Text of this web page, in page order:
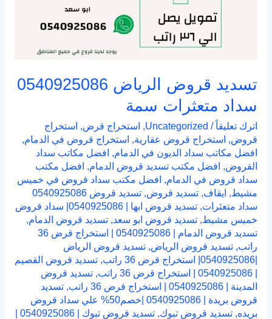
تسديد قروض الرياض 0540925086
سداد متعثرات سمة
اترك تعليقاً /
Uncategorized
, استخراج قرض, استخراج
قروض, استخراج قروض عقارية, استخراج قروض في الدمام,
افضل مكاتب سداد الديون في الدمام, افضل مكاتب سداد
القروض, افضل مكتب تسديد قروض الدمام, افضل مكتب
سداد قروض في الدمام, افضل مكتب سداد قروض في خميس
مشيط, ايقاف, تسديد قروض,
تسديد قروض 0540925086
سداد متعثرات,
تسديد قروض ابها | 0540925086| سداد قروض
خميس مشيط, تسديد قروض ابو سعد, تسديد قروض الدمام,
تسديد قروض الدمام | 0540925086 | استخراج قرض 36
راتب, تسديد قروض الرياض, تسديد قروض الرياض
, تسديد قروض القصيم
, تسديد قروض
المدينة | 0540925086 | استخراج قرض 36 راتب
, تسديد
قروض بريدة | 0540925086 |خصم50% علي سداد قروض
بريده, تسديد قروض تبوك,
تسديد قروض تبوك | 0540925086 |